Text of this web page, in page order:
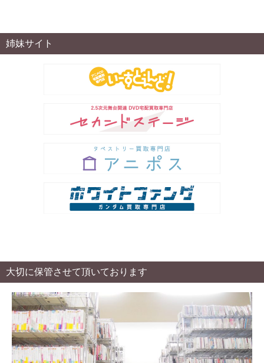
姉妹サイト
大切に保管させて頂いております